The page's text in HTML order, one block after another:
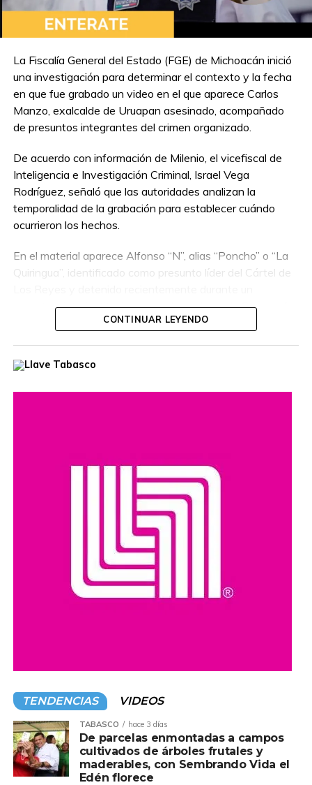
La Fiscalía General del Estado (FGE) de Michoacán inició
una investigación para determinar el contexto y la fecha
en que fue grabado un video en el que aparece Carlos
Manzo, exalcalde de Uruapan asesinado, acompañado
de presuntos integrantes del crimen organizado.
De acuerdo con información de Milenio, el vicefiscal de
Inteligencia e Investigación Criminal, Israel Vega
Rodríguez, señaló que las autoridades analizan la
temporalidad de la grabación para establecer cuándo
ocurrieron los hechos.
En el material aparece Alfonso “N”, alias “Poncho” o “La
Quiringua”, identificado como presunto líder del Cártel de
operativo interinstitucional encabezado por la Secretaría
de la Defensa Nacional.
Unidos, que habían ofrecido una recompensa de hasta
CONTINUAR LEYENDO
TENDENCIAS VIDEOS
TABASCO hace 3 días
De parcelas enmontadas a campos
cultivados de árboles frutales y
maderables, con Sembrando Vida el
Edén florece